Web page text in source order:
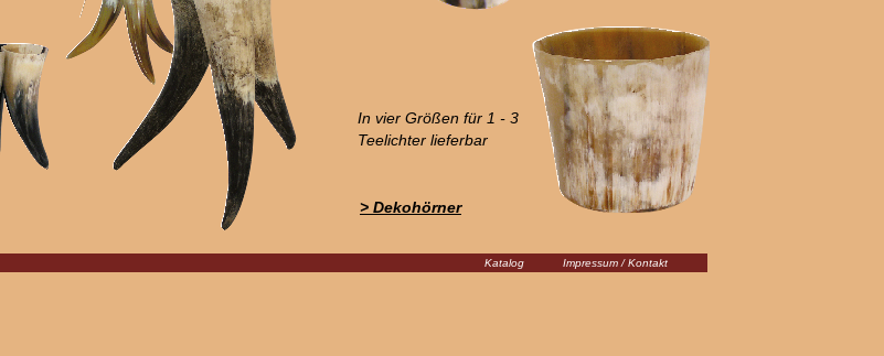
In vier Größen für 1 - 3
Teelichter lieferbar
> Dekohörner
Impressum / Kontakt
Katalog